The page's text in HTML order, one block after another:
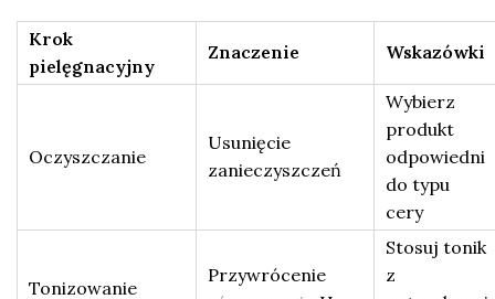
Krok
pielęgnacyjny
Znaczenie Wskazówki
Oczyszczanie
Usunięcie
zanieczyszczeń
Wybierz
produkt
odpowiedni
do typu
cery
Tonizowanie
Przywrócenie
Stosuj tonik
z